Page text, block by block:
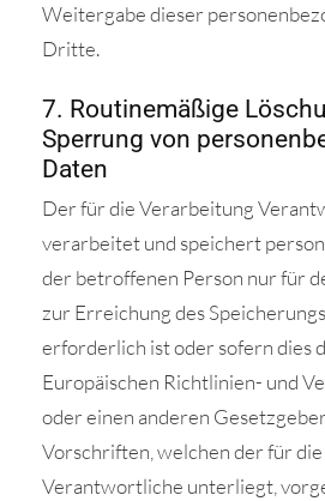
Weitergabe dieser
Dritte.
7. Routinemäßige
Sperrung von
Daten
Der für die Verarbeitung
verarbeitet und speichert
der betroffenen Person nur für
zur Erreichung des
erforderlich ist oder sofern dies
Europäischen Richtlinien- und
oder einen anderen
Vorschriften, welchen der für
Verantwortliche unterliegt,